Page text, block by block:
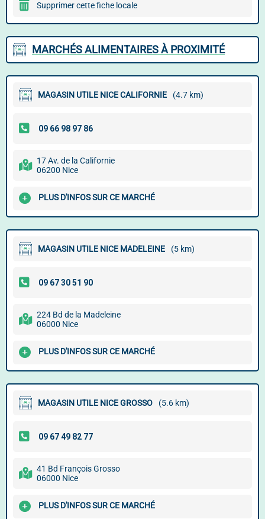
Supprimer cette fiche locale
MARCHÉS ALIMENTAIRES À PROXIMITÉ
MAGASIN UTILE NICE CALIFORNIE (4.7 km)
17 Av. de la Californie
06200 Nice
PLUS D'INFOS SUR CE MARCHÉ
MAGASIN UTILE NICE MADELEINE (5 km)
224 Bd de la Madeleine
06000 Nice
PLUS D'INFOS SUR CE MARCHÉ
MAGASIN UTILE NICE GROSSO (5.6 km)
41 Bd François Grosso
06000 Nice
PLUS D'INFOS SUR CE MARCHÉ